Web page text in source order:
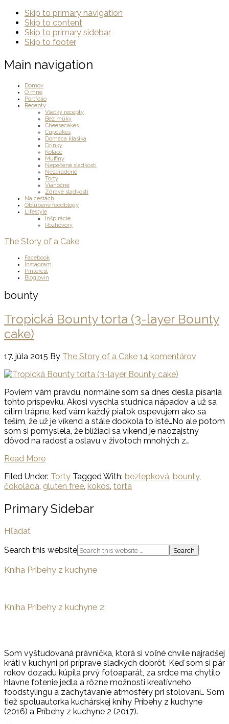
Skip to primary navigation
Skip to content
Skip to primary sidebar
Skip to footer
Main navigation
Domov
O mne
Portfólio
Recepty
Všetky recepty
Bez múky
Cheesecakes
Cupcakes
Domáca klasika
Drinky
Koláče
Muffiny
Nepečené sladkosti
Nezaradené
Torty
Vianočné
Zdravé sladkosti
Na cestách
Obľúbené foodblogy
Lifestyle
Inšpirácie
Rozhovory
The Story of a Cake
Facebook
Instagram
Pinterest
Bloglovin
bounty
Tropická Bounty torta (3-layer Bounty
cake)
17. júla 2015 By The Story of a Cake 14 komentárov
Poviem vám pravdu, normálne som sa dnes desila písania
tohto príspevku. Akosi vyschla studnica nápadov a už sa
cítim trápne, keď vám každý piatok ospevujem ako sa
teším, že už je víkend a stále dookola to isté…No ale potom
som si pomyslela, že blížiaci sa víkend je naozajstný
dôvod na radosť a oslavu v životoch mnohých z…
Read More
Filed Under: Torty Tagged With: bezlepková bounty,
čokoláda gluten free kokos torta
Primary Sidebar
Hľadať
Search this website
Kniha Príbehy z kuchyne
Kniha Príbehy z kuchyne 2:
Som vyštudovaná právnička, ktorá si voľné chvíle najradšej
kráti v kuchyni pri príprave sladkých dobrôt. Keď som si pár
rokov dozadu kúpila prvý fotoaparát, za srdce ma chytilo
hlavne fotenie jedla a rôzne možnosti kreatívneho
foodstylingu a zachytávanie atmosféry pri stolovaní… Som
tiež spoluautorka kuchárskej knihy Príbehy z kuchyne
(2016) a Príbehy z kuchyne 2 (2017).